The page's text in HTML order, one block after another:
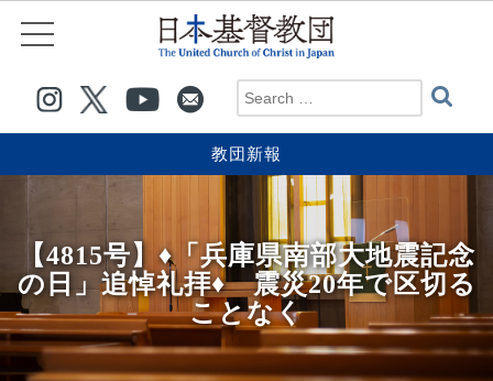
教団新報
【4815号】♦「兵庫県南部大地震記念
の日」追悼礼拝♦ 震災20年で区切る
ことなく